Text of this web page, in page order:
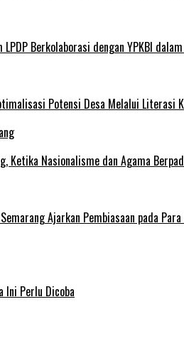
LPDP Berkolaborasi dengan YPKBI
Potensi Desa Melalui Literasi
Ketika Nasionalisme dan Agama
Ajarkan Pembiasaan pada Para
Ini Perlu Dicoba